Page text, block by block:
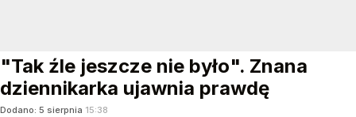
"Tak źle jeszcze nie było". Znana
dziennikarka ujawnia prawdę
Dodano: 5 sierpnia 15:38